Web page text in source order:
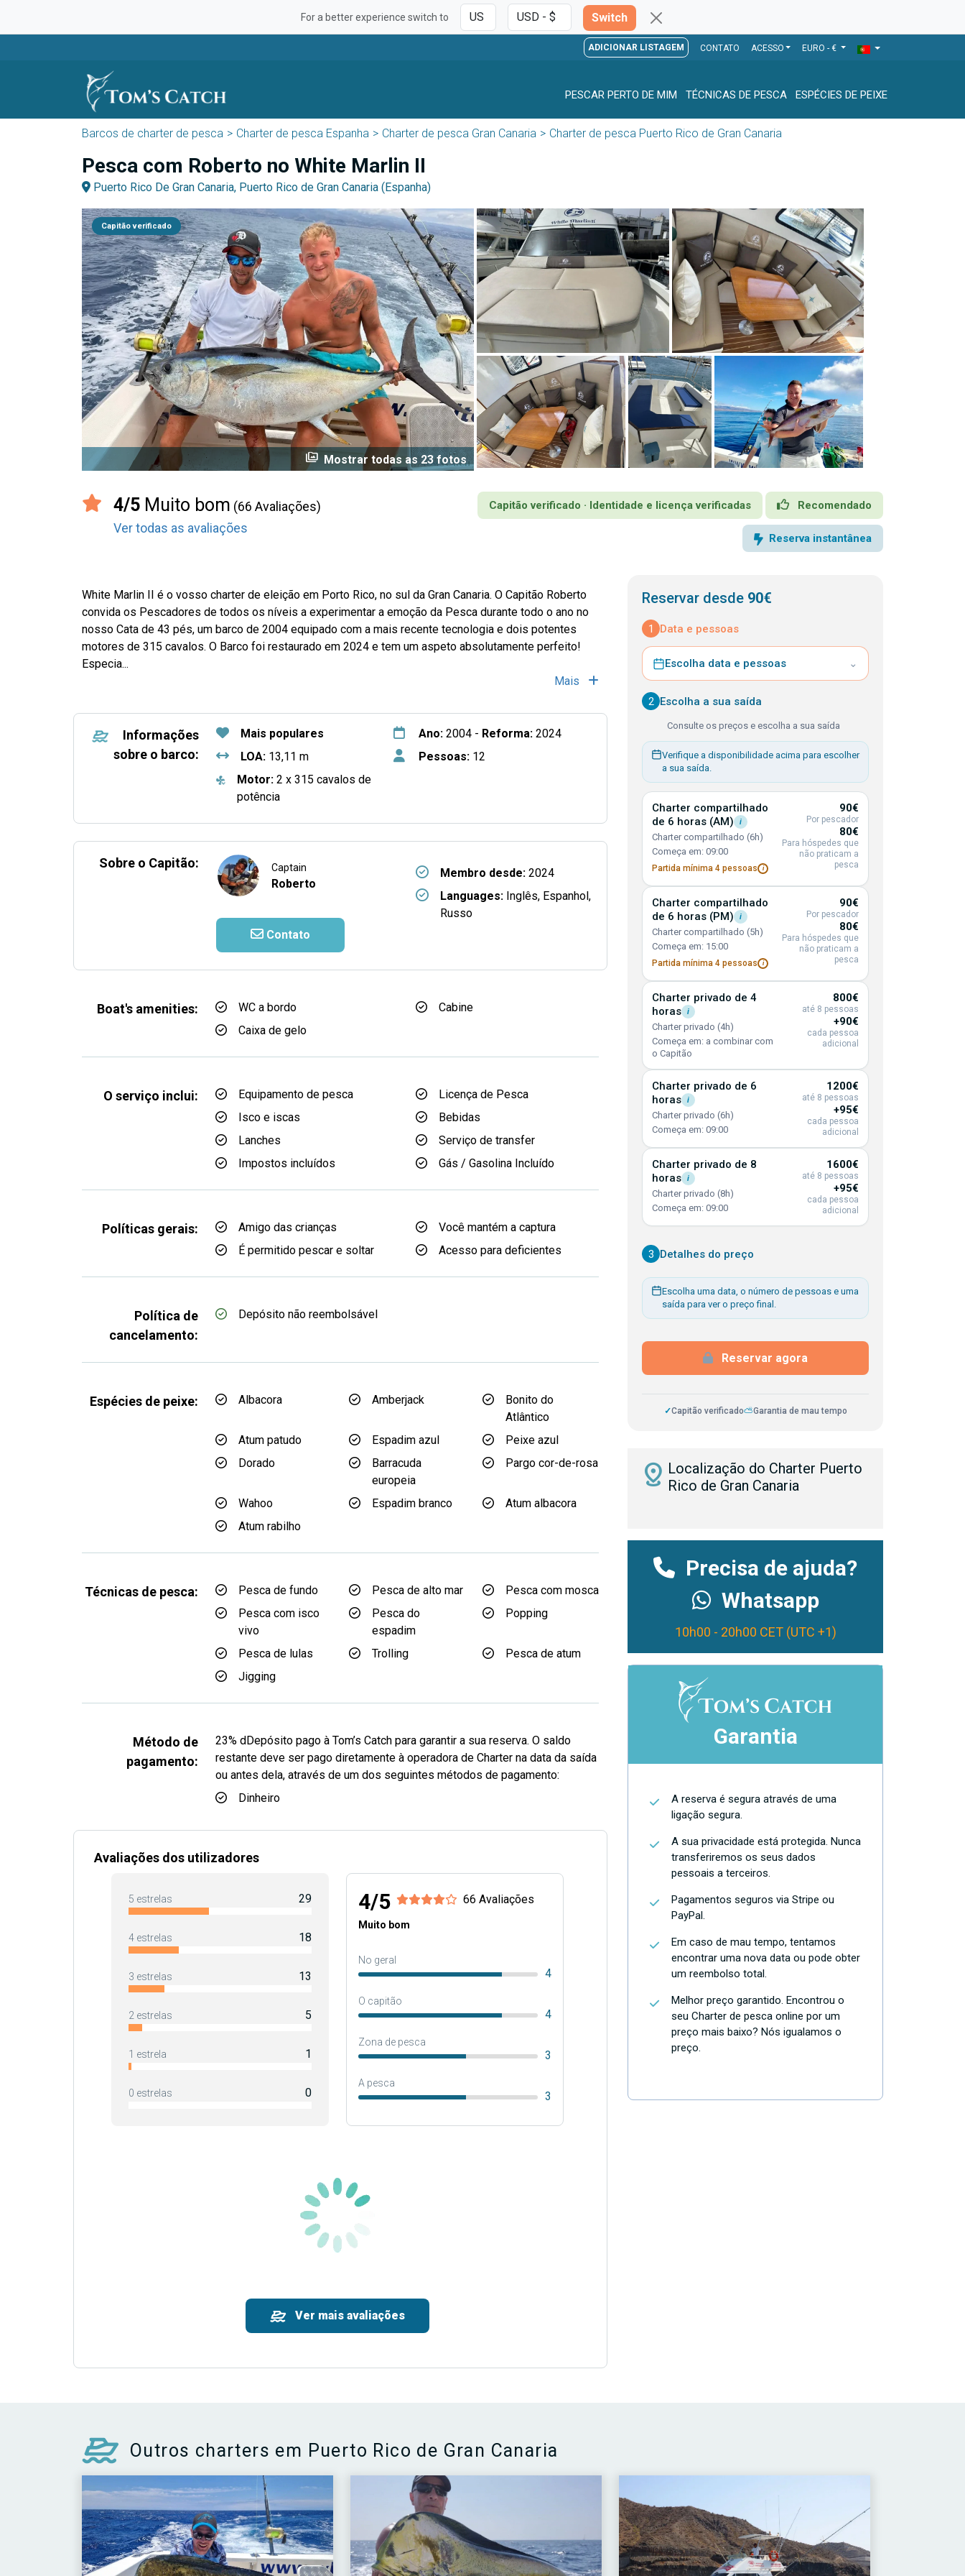
For a better experience switch to Switch
ADICIONAR LISTAGEM CONTATO ACESSO EURO - €
PESCAR PERTO DE MIM TÉCNICAS DE PESCA ESPÉCIES DE PEIXE
Barcos de charter de pesca Charter de pesca Espanha Charter de pesca Gran Canaria Charter de pesca Puerto Rico de Gran Canaria
Pesca com Roberto no White Marlin II
Puerto Rico De Gran Canaria, Puerto Rico de Gran Canaria (Espanha)
Capitão verificado
perm_media Mostrar todas as 23 fotos
4/5 Muito bom (66 Avaliações)
Ver todas as avaliações
Capitão verificado · Identidade e licença verificadas Recomendado
Reserva instantânea
White Marlin II é o vosso charter de eleição em Porto Rico, no sul da Gran Canaria. O Capitão Roberto
convida os Pescadores de todos os níveis a experimentar a emoção da Pesca durante todo o ano no
nosso Cata de 43 pés, um barco de 2004 equipado com a mais recente tecnologia e dois potentes
motores de 315 cavalos. O Barco foi restaurado em 2024 e tem um aspeto absolutamente perfeito!
Especia...
Mais
Informações
sobre o barco:
Mais populares
LOA:13,11 m
Motor: 2 x 315 cavalos de
potência
Ano:2004 - Reforma: 2024
Pessoas:12
Sobre o Capitão: Captain
Roberto
Contato
Membro desde:2024
Languages:Inglês, Espanhol,
Russo
Boat's amenities: WC a bordo
Cabine
Caixa de gelo
O serviço inclui: Equipamento de pesca
Licença de Pesca
Isco e iscas
Bebidas
Lanches
Serviço de transfer
Impostos incluídos
Gás / Gasolina Incluído
Políticas gerais: Amigo das crianças
Você mantém a captura
É permitido pescar e soltar
Acesso para deficientes
Política de
cancelamento:
Depósito não reembolsável
Espécies de peixe: Albacora Amberjack
Bonito do
Atlântico
Atum patudo
Espadim azul
Peixe azul
Dorado
Barracuda
europeia
Pargo cor-de-rosa
Wahoo Espadim branco
Atum albacora
Atum rabilho
Técnicas de pesca: Pesca de fundo Pesca de alto mar
Pesca com mosca
Pesca com isco
vivo
Pesca do
espadim
Popping
Pesca de lulas Trolling
Pesca de atum
Jigging
Método de
pagamento:
23% dDepósito pago à Tom’s Catch para garantir a sua reserva. O saldo
restante deve ser pago diretamente à operadora de Charter na data da saída
ou antes dela, através de um dos seguintes métodos de pagamento:
Dinheiro
Avaliações dos utilizadores
5 estrelas 29
4 estrelas 18
3 estrelas 13
2 estrelas 5
1 estrela 1
0 estrelas 0
4/5 66 Avaliações
Muito bom
No geral
4
O capitão
4
Zona de pesca
3
A pesca
3
Ver mais avaliações
Reservar desde 90€
1 Data e pessoas
Escolha data e pessoas ⌄
2 Escolha a sua saída
Consulte os preços e escolha a sua saída
Verifique a disponibilidade acima para escolher
a sua saída.
Charter compartilhado
de 6 horas (AM) i
Charter compartilhado (6h)
Começa em: 09:00
Partida mínima 4 pessoas i
90€
Por pescador
80€
Para hóspedes que
não praticam a
pesca
Charter compartilhado
de 6 horas (PM) i
Charter compartilhado (5h)
Começa em: 15:00
Partida mínima 4 pessoas i
90€
Por pescador
80€
Para hóspedes que
não praticam a
pesca
Charter privado de 4
horas
i
Charter privado (4h)
Começa em: a combinar com
o Capitão
800€
até 8 pessoas
+90€
cada pessoa
adicional
Charter privado de 6
horas
i
Charter privado (6h)
Começa em: 09:00
1200€
até 8 pessoas
+95€
cada pessoa
adicional
Charter privado de 8
horas
i
Charter privado (8h)
Começa em: 09:00
1600€
até 8 pessoas
+95€
cada pessoa
adicional
3 Detalhes do preço
Escolha uma data, o número de pessoas e uma
saída para ver o preço final.
Reservar agora
✓Capitão verificado⛅Garantia de mau tempo
distance Localização do Charter Puerto
Rico de Gran Canaria
Precisa de ajuda?
Whatsapp
10h00 - 20h00 CET (UTC +1)
Garantia
A reserva é segura através de uma
ligação segura.
A sua privacidade está protegida. Nunca
transferiremos os seus dados
pessoais a terceiros.
Pagamentos seguros via Stripe ou
PayPal.
Em caso de mau tempo, tentamos
encontrar uma nova data ou pode obter
um reembolso total.
Melhor preço garantido. Encontrou o
seu Charter de pesca online por um
preço mais baixo? Nós igualamos o
preço.
Outros charters em Puerto Rico de Gran Canaria